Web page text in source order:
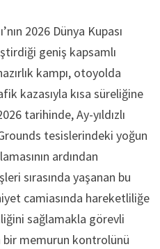
2026 Dünya Kupası
geniş kapsamlı
kampı, otoyolda
kazasıyla kısa süreliğine
tarihinde, Ay-yıldızlı
tesislerindeki yoğun
ardından
sırasında yaşanan bu
camiasında hareketliliğe
sağlamakla görevli
memurun kontrolünü